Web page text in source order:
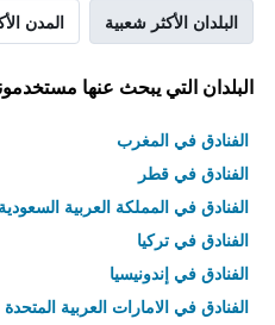
البلدان الأكثر شعبية المدن
البلدان التي يبحث عنها
الفنادق في المغرب
الفنادق في قطر
الفنادق في المملكة العربية السعودية
الفنادق في تركيا
الفنادق في إندونيسيا
الفنادق في الامارات العربية المتحدة